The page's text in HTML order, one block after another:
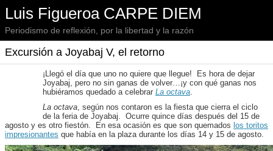
Luis Figueroa CARPE DIEM
Periodismo de reflexión, por la libertad y la razón
Excursión a Joyabaj V, el retorno
¡Llegó el día que uno no quiere que llegue! Es hora de dejar
Joyabaj, pero no sin ganas de volver…¡y con qué ganas nos
hubiéramos quedado a celebrar La octava.
La octava, según nos contaron es la fiesta que cierra el ciclo
de la feria de Joyabaj. Ocurre quince días después del 15 de
agosto y es otro fiestón. En esa ocasión es que son quemados los toritos
impresionantes que había en la plaza durante los días 14 y 15 de agosto.